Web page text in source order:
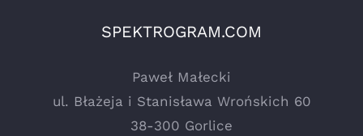
SPEKTROGRAM.COM
Paweł Małecki
ul. Błażeja i Stanisława Wrońskich 60
38-300 Gorlice